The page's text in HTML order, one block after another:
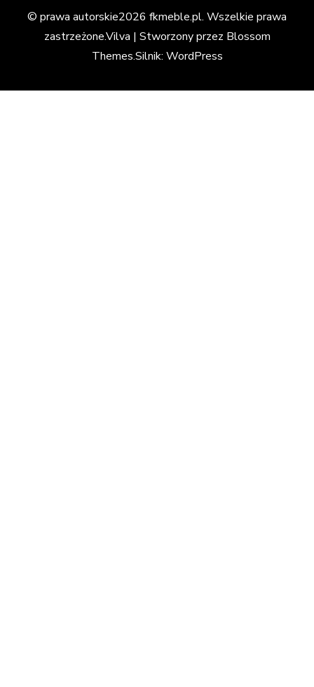
© prawa autorskie2026 fkmeble.pl. Wszelkie prawa
zastrzeżone.Vilva | Stworzony przez Blossom
Themes.Silnik: WordPress